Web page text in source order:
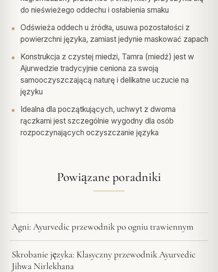
do nieświeżego oddechu i osłabienia smaku
Odświeża oddech u źródła, usuwa pozostałości z
powierzchni języka, zamiast jedynie maskować zapach
Konstrukcja z czystej miedzi, Tamra (miedź) jest w
Ajurwedzie tradycyjnie ceniona za swoją
samooczyszczającą naturę i delikatne uczucie na
języku
Idealna dla początkujących, uchwyt z dwoma
rączkami jest szczególnie wygodny dla osób
rozpoczynających oczyszczanie języka
Powiązane poradniki
Agni: Ayurvedic przewodnik po ogniu trawiennym
Skrobanie języka: Klasyczny przewodnik Ayurvedic
Jihwa Nirlekhana